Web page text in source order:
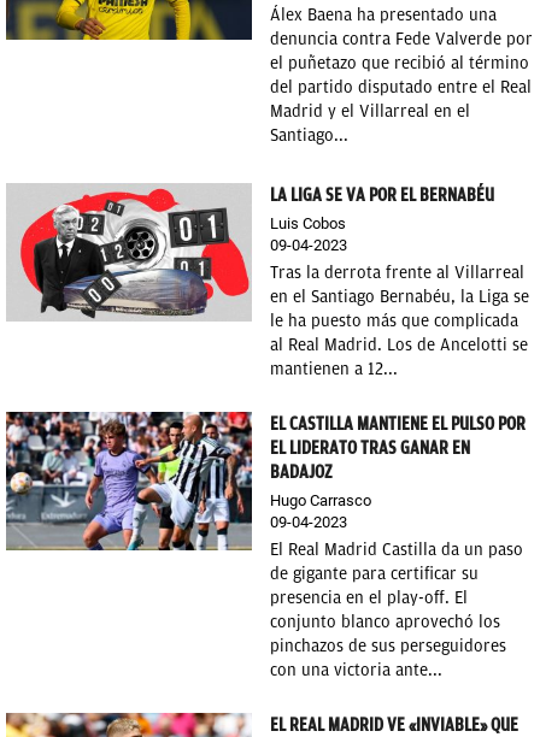
Álex Baena ha presentado una
denuncia contra Fede Valverde por
el puñetazo que recibió al término
del partido disputado entre el Real
Madrid y el Villarreal en el
Santiago...
LA LIGA SE VA POR EL BERNABÉU
Luis Cobos
09-04-2023
Tras la derrota frente al Villarreal
en el Santiago Bernabéu, la Liga se
le ha puesto más que complicada
al Real Madrid. Los de Ancelotti se
mantienen a 12...
EL CASTILLA MANTIENE EL PULSO POR
EL LIDERATO TRAS GANAR EN
BADAJOZ
Hugo Carrasco
09-04-2023
El Real Madrid Castilla da un paso
de gigante para certificar su
presencia en el play-off. El
conjunto blanco aprovechó los
pinchazos de sus perseguidores
con una victoria ante...
EL REAL MADRID VE «INVIABLE» QUE